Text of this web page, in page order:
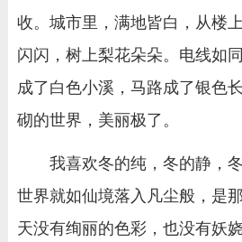
收。城市里，满地皆白，从楼
闪闪，树上梨花朵朵。电线如
成了白色小溪，马路成了银色
砌的世界，美丽极了。
我喜欢冬的纯，冬的静，
世界就如仙境落入凡尘般，是
天没有绚丽的色彩，也没有妖